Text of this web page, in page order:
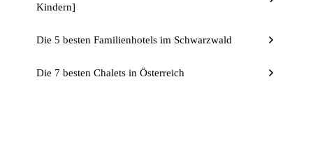
Kindern]
Die 5 besten Familienhotels im Schwarzwald
Die 7 besten Chalets in Österreich